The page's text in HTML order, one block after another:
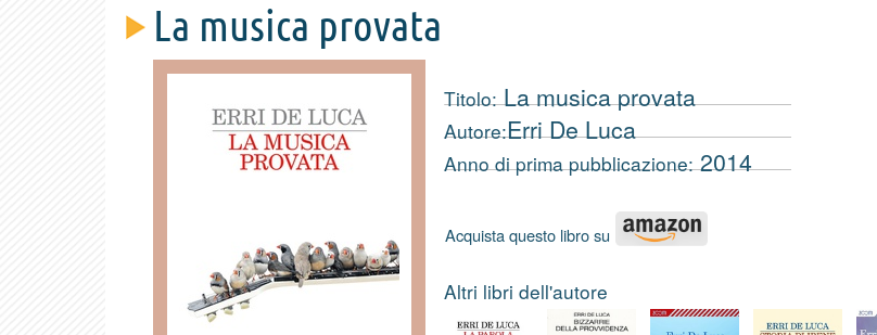
La musica provata
Titolo:La musica provata
Autore:Erri De Luca
Anno di prima pubblicazione:2014
Acquista questo libro su
Altri libri dell'autore